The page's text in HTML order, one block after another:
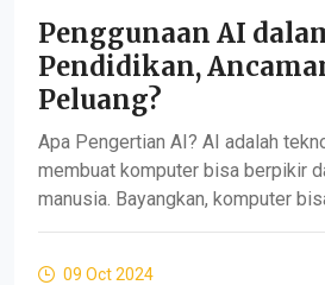
Penggunaan AI
Pendidikan,
Peluang?
Apa Pengertian AI? AI adalah
membuat komputer bisa berpikir
manusia. Bayangkan, komputer
09 Oct 2024